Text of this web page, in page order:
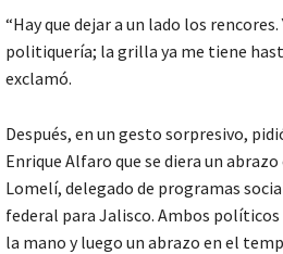
“Hay que dejar a un lado los rencores.
politiquería; la grilla ya me tiene
exclamó.
Después, en un gesto sorpresivo,
Enrique Alfaro que se diera un
Lomelí, delegado de programas
federal para Jalisco. Ambos
la mano y luego un abrazo en el